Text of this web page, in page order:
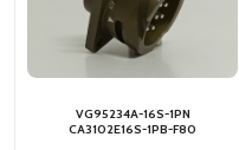
VG95234A-16S-1PN
CA3102E16S-1PB-F80